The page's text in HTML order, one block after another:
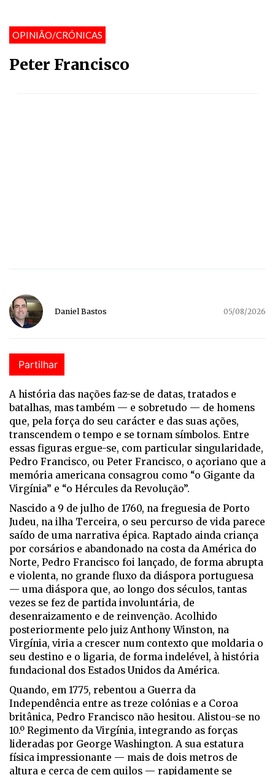
OPINIÃO/CRÓNICAS
Peter Francisco
Daniel Bastos 05/08/2026
Partilhar
A história das nações faz-se de datas, tratados e
batalhas, mas também — e sobretudo — de homens
que, pela força do seu carácter e das suas ações,
transcendem o tempo e se tornam símbolos. Entre
essas figuras ergue-se, com particular singularidade,
Pedro Francisco, ou Peter Francisco, o açoriano que a
memória americana consagrou como “o Gigante da
Virgínia” e “o Hércules da Revolução”.
Nascido a 9 de julho de 1760, na freguesia de Porto
Judeu, na ilha Terceira, o seu percurso de vida parece
saído de uma narrativa épica. Raptado ainda criança
por corsários e abandonado na costa da América do
Norte, Pedro Francisco foi lançado, de forma abrupta
e violenta, no grande fluxo da diáspora portuguesa
— uma diáspora que, ao longo dos séculos, tantas
vezes se fez de partida involuntária, de
desenraizamento e de reinvenção. Acolhido
posteriormente pelo juiz Anthony Winston, na
Virgínia, viria a crescer num contexto que moldaria o
seu destino e o ligaria, de forma indelével, à história
fundacional dos Estados Unidos da América.
Quando, em 1775, rebentou a Guerra da
Independência entre as treze colónias e a Coroa
britânica, Pedro Francisco não hesitou. Alistou-se no
10.º Regimento da Virgínia, integrando as forças
lideradas por George Washington. A sua estatura
física impressionante — mais de dois metros de
altura e cerca de cem quilos — rapidamente se